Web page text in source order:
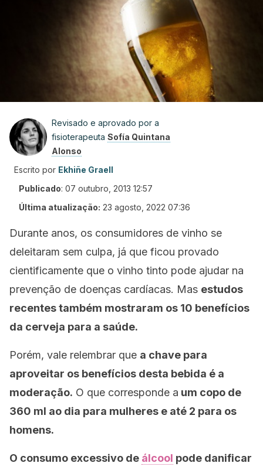
Revisado e aprovado por a
fisioterapeuta Sofía Quintana
Alonso
Escrito por Ekhiñe Graell
Publicado: 07 outubro, 2013 12:57
Última atualização: 23 agosto, 2022 07:36
Durante anos, os consumidores de vinho se
deleitaram sem culpa, já que ficou provado
cientificamente que o vinho tinto pode ajudar na
prevenção de doenças cardíacas. Mas estudos
recentes também mostraram os 10 benefícios
da cerveja para a saúde.
Porém, vale relembrar que a chave para
aproveitar os benefícios desta bebida é a
moderação. O que corresponde a um copo de
360 ml ao dia para mulheres e até 2 para os
homens.
O consumo excessivo de álcool pode danificar